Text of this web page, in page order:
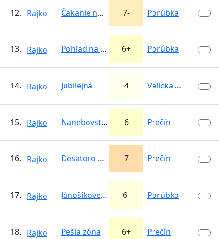
12. Rajko Čakanie na domiešavač 7- Porúbka
13. Rajko Pohľad na moju lásku 6+ Porúbka
14. Rajko Jubilejná 4 Velicka dolina
15. Rajko Nanebovstúpenie 6 Prečín
16. Rajko Desatoro prikázaní 7 Prečín
17. Rajko Jánošíkove rebro 6- Porúbka
18. Rajko Pešia zóna 6+ Prečín